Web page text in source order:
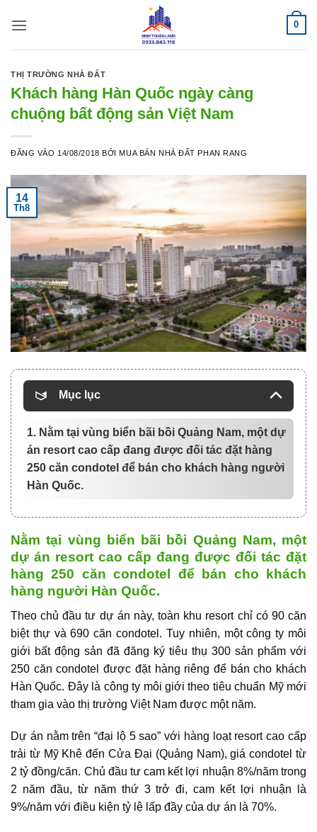
qua
0
THỊ TRƯỜNG NHÀ ĐẤT
Khách hàng Hàn Quốc ngày càng
chuộng bất động sản Việt Nam
ĐĂNG VÀO 14/08/2018 BỞI MUA BÁN NHÀ ĐẤT PHAN RANG
14
Th8
Mục lục
1. Nằm tại vùng biển bãi bồi Quảng Nam, một dự
án resort cao cấp đang được đối tác đặt hàng
250 căn condotel để bán cho khách hàng người
Hàn Quốc.
Nằm tại vùng biển bãi bồi Quảng Nam, một
dự án resort cao cấp đang được đối tác đặt
hàng 250 căn condotel để bán cho khách
hàng người Hàn Quốc.
Theo chủ đầu tư dự án này, toàn khu resort chỉ có 90 căn
biệt thự và 690 căn condotel. Tuy nhiên, một công ty môi
giới bất động sản đã đăng ký tiêu thụ 300 sản phẩm với
250 căn condotel được đặt hàng riêng để bán cho khách
Hàn Quốc. Đây là công ty môi giới theo tiêu chuẩn Mỹ mới
tham gia vào thị trường Việt Nam được một năm.
Dự án nằm trên “đại lộ 5 sao” với hàng loạt resort cao cấp
trải từ Mỹ Khê đến Cửa Đại (Quảng Nam), giá condotel từ
2 tỷ đồng/căn. Chủ đầu tư cam kết lợi nhuận 8%/năm trong
2 năm đầu, từ năm thứ 3 trở đi, cam kết lợi nhuận là
9%/năm với điều kiện tỷ lệ lấp đầy của dự án là 70%.